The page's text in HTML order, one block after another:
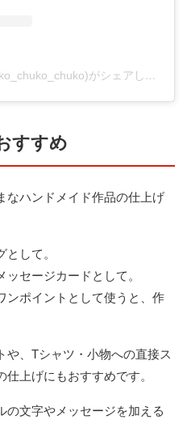
日本紐釦貿易株式会社(@chuko_chuko_chuko)がシェアした投稿
すすめ
なハンドメイド作品の仕上げ
して。
セージカードとして。
ンポイントとして使うと、作
や、Tシャツ・小物への直接ス
上げにもおすすめです。
の文字やメッセージを加える